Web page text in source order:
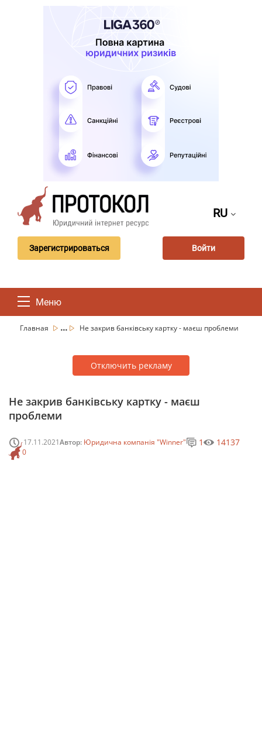
RU
Зарегистрироваться Войти
Меню
Главная ... Не закрив банківську картку - маєш проблеми
Отключить рекламу
Не закрив банківську картку - маєш
проблеми
17.11.2021Автор: Юридична компанія "Winner"
0
1 14137